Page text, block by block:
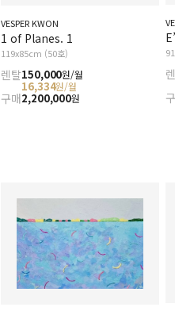
VESPER KWON
1 of Planes. 1
119x85cm (50호)
렌탈150,000원/월
16,334원/월
구매2,200,000원